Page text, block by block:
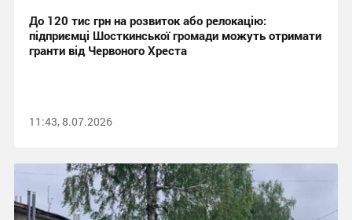
До 120 тис грн на розвиток або релокацію:
підприємці Шосткинської громади можуть отримати
гранти від Червоного Хреста
11:43, 8.07.2026